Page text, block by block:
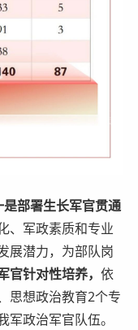
是部署生长军官贯通
、军政素质和专业
展潜力，为部队岗
官针对性培养， 依
思想政治教育2个专
政治军官队伍。